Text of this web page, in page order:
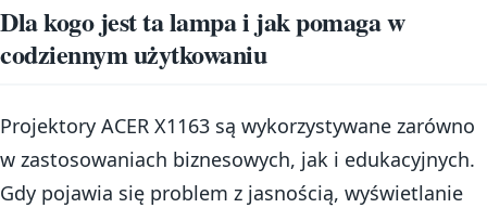
Dla kogo jest ta lampa i jak pomaga w
codziennym użytkowaniu
Projektory ACER X1163 są wykorzystywane zarówno
w zastosowaniach biznesowych, jak i edukacyjnych.
Gdy pojawia się problem z jasnością, wyświetlanie